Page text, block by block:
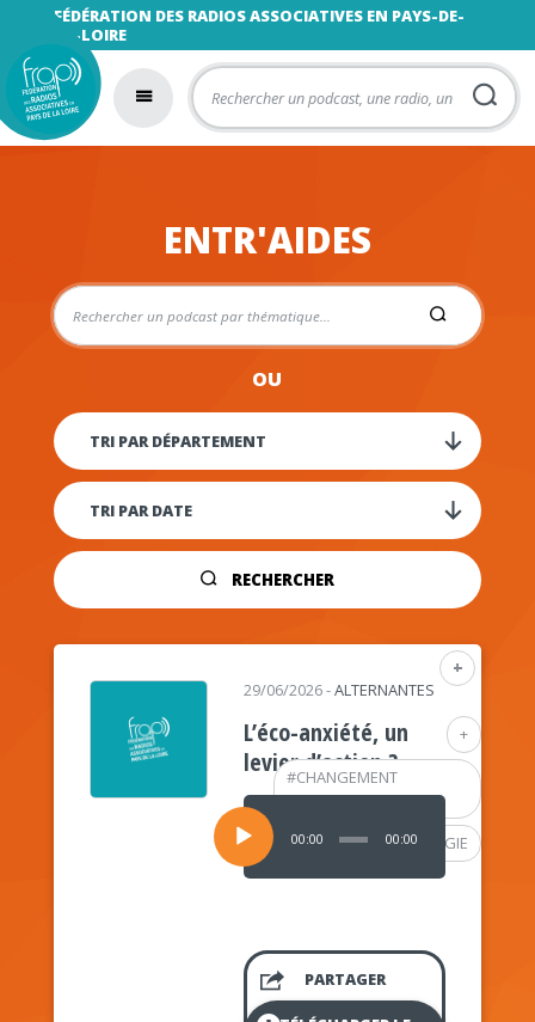
FÉDÉRATION DES RADIOS ASSOCIATIVES EN PAYS-DE-
LA-LOIRE
ENTR'AIDES
OU
RECHERCHER
+
+
#CHANGEMENT
CLIMATIQUE
#PSYCHOLOGIE
29/06/2026-ALTERNANTES
L’éco-anxiété, un
levier d’action ?
Lecteur
audio
00:00 00:00
PARTAGER